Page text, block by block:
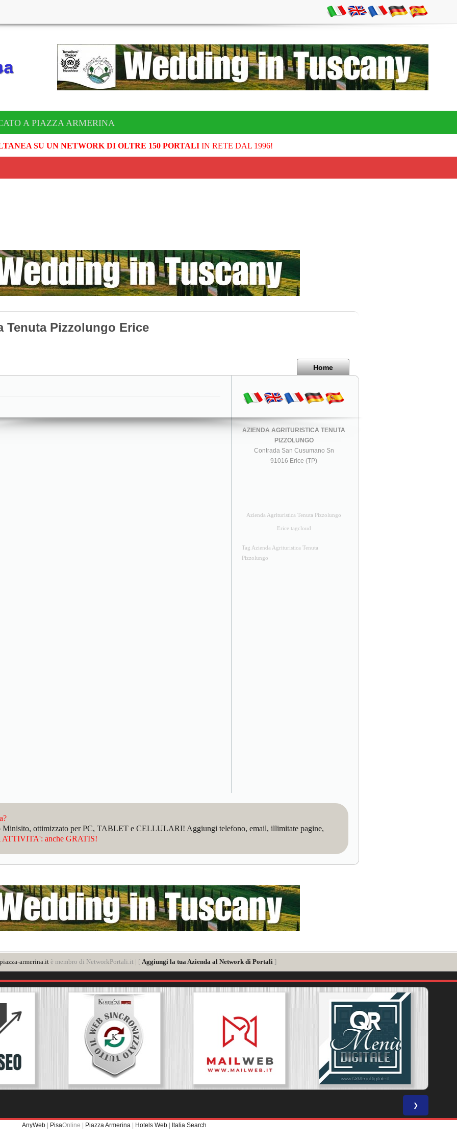
A PIAZZA ARMERINA
SU UN NETWORK DI OLTRE 150 PORTALIIN RETE DAL 1996!
Tenuta Pizzolungo Erice
Home
AZIENDA AGRITURISTICA TENUTA
PIZZOLUNGO
Contrada San Cusumano Sn
91016 Erice (TP)
Azienda Agrituristica Tenuta Pizzolungo
Erice tagcloud
Tag Azienda Agrituristica Tenuta
Pizzolungo
Minisito, ottimizzato per PC, TABLET e CELLULARI! Aggiungi telefono, email, illimitate pagine,
anche GRATIS!
armerina.itè membro di NetworkPortali.it | [ Aggiungi la tua Azienda al Network di Portali ]
❯
AnyWeb | PisaOnline | Piazza Armerina | Hotels Web | Italia Search